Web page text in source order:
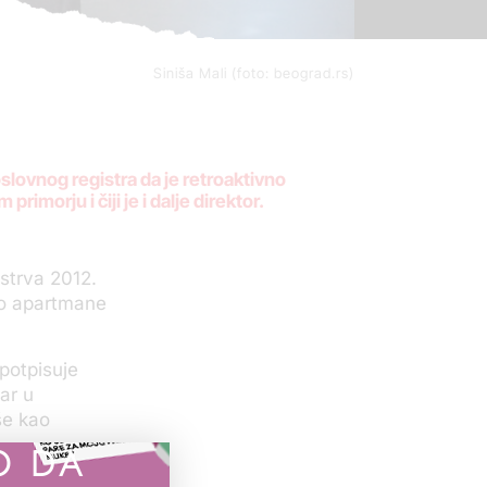
Siniša Mali (foto: beograd.rs)
registra da je retroaktivno
primorju i čiji je i dalje direktor.
2012.
apartmane
u
kao
DA